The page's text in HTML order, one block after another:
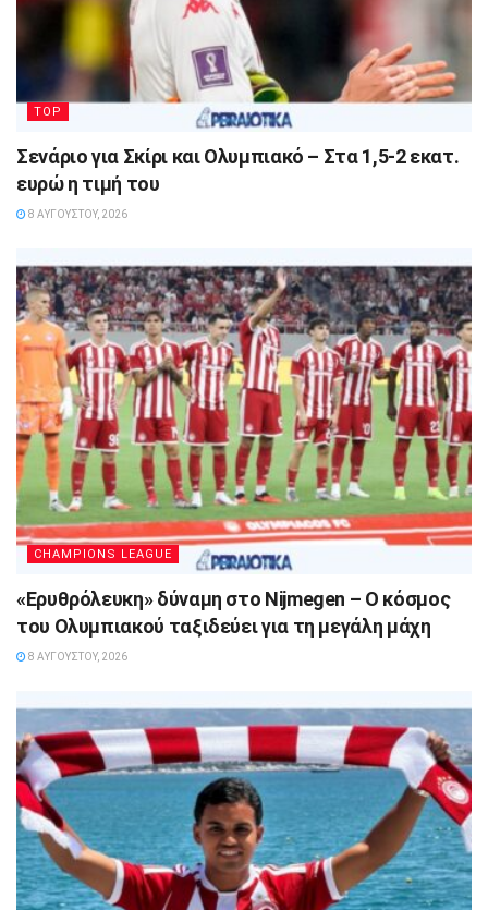
TOP
Σενάριο για Σκίρι και Ολυμπιακό – Στα 1,5-2 εκατ.
ευρώ η τιμή του
8 ΑΥΓΟΎΣΤΟΥ, 2026
CHAMPIONS LEAGUE
«Ερυθρόλευκη» δύναμη στο Nijmegen – Ο κόσμος
του Ολυμπιακού ταξιδεύει για τη μεγάλη μάχη
8 ΑΥΓΟΎΣΤΟΥ, 2026